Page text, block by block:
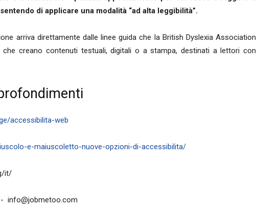
di applicare una modalità “ad alta leggibilità”.
arriva direttamente dalle linee guida che la British Dyslexia Association
creano contenuti testuali, digitali o a stampa, destinati a lettori con
accessibilita-web
e-maiuscoletto-nuove-opzioni-di-accessibilita/
it/
- info@jobmetoo.com